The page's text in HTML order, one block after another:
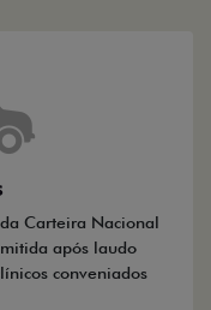
Carteira Nacional
após laudo
conveniados